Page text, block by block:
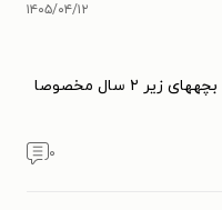
۱۴۰۵/۰۴/۱۲
مجموعه پپا ساده، جذاب و مورد توجه بچههای زیر ۲ سال مخصوصا
۰